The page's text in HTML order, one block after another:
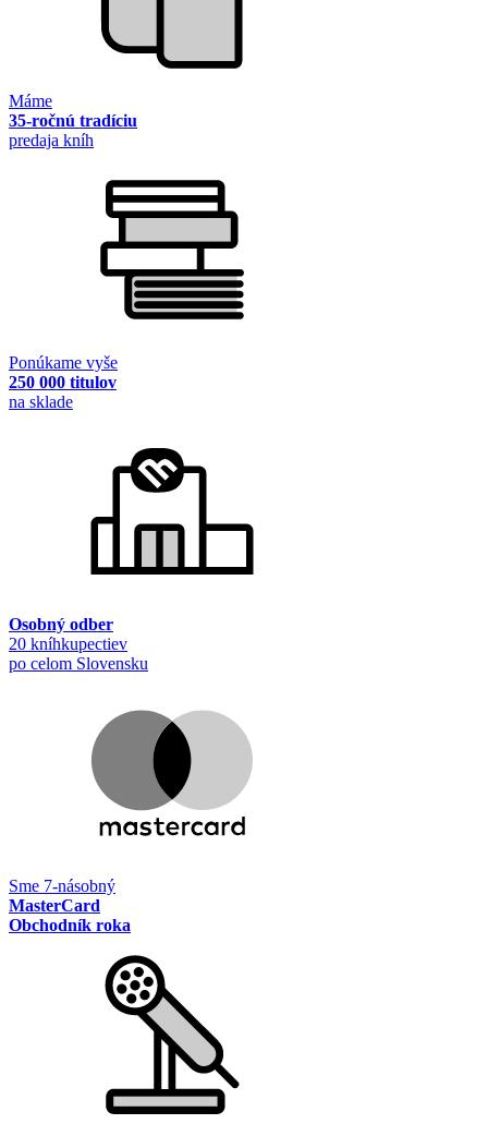
Máme
35-ročnú tradíciu
predaja kníh
Ponúkame vyše
250 000 titulov
na sklade
Osobný odber
20 kníhkupectiev
po celom Slovensku
Sme 7-násobný
MasterCard
Obchodník roka